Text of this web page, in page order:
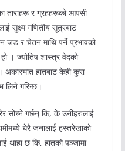
ताराहरू र ग्रहहरूको आपसी
सुक्ष्म गणितीय सूत्रबाट
जड र चेतन माथि पर्ने प्रभावको
। ज्योतिष शास्त्र वेदको
हातबाट केही कुरा
लिने गरिन्छ।
सोच्ने गर्छन् कि, के उनीहरुलाई
धेरै जनालाई हस्तरेखाको
थाहा छ कि, हातको पञ्जामा